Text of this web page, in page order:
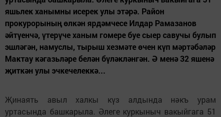
яшьлек ханымны исерек улы этәрә. Район
прокурорының өлкән ярдәмчесе Илдар Рамазанов
әйтүенчә, үтерүче ханым гомере буе сыер савучы булып
эшләгән, намуслы, тырыш хезмәте өчен күп мәртәбәләр
Мактау кәгазьләре белән бүләкләнгән. Ә менә 32 яшенә
җиткән улы эчкечелеккә...
Җинаять авыл халкы күз алдында нәкъ урам
уртасында башкарыла. Әлеге куркыныч вакыйгага 51